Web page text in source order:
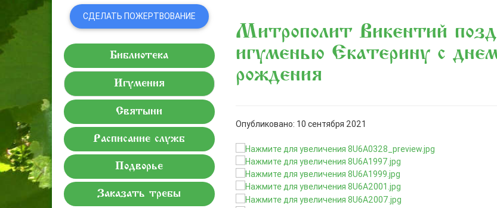
СДЕЛАТЬ ПОЖЕРТВОВАНИЕ
Библиотека
Игумения
Святыни
Расписание служб
Подворье
Заказать требы
Митрополит Викентий
игуменью Екатерину с
рождения
Опубликовано: 10 сентября 2021